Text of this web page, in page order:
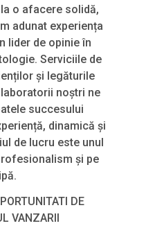
o afacere solidă,
adunat experiența
lider de opinie în
Serviciile de
și legăturile
noștri ne
succesului
dinamică și
de lucru este unul
și pe
DE
VANZARII